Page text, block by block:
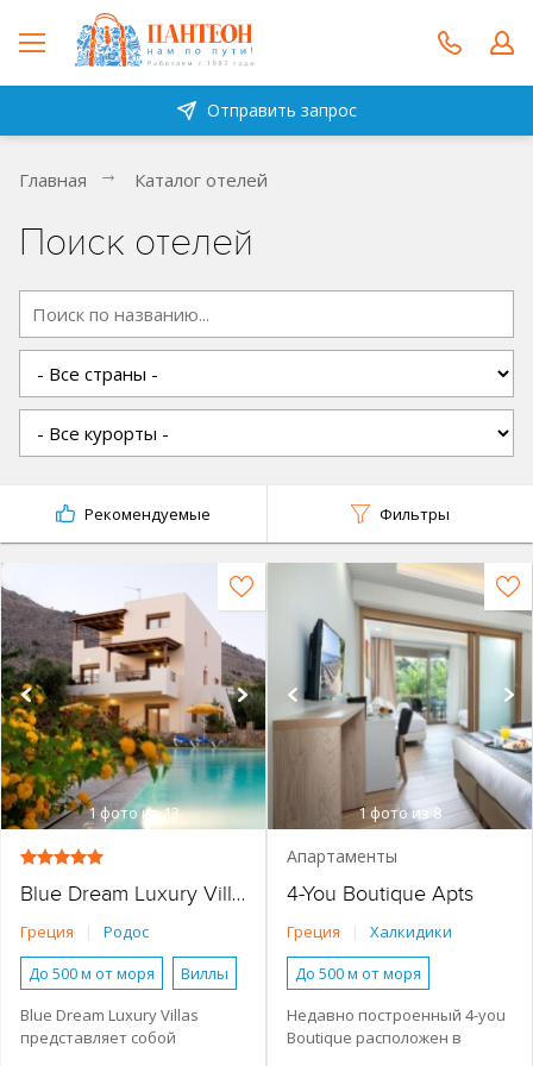
Отправить запрос
Главная Каталог отелей
Поиск отелей
Рекомендуемые Фильтры
1 фото из 13
Blue Dream Luxury Villas
Греция
Родос
До 500 м от моря
Виллы
2 спальни
4+ спальни
Номера с кухней
Blue Dream Luxury Villas
представляет собой
1фото из 8
Апартаменты
4-You Boutique Apts
Греция
Халкидики
До 500 м от моря
Апартаменты
Семейные номера
Недавно построенный 4-you
Boutique расположен в